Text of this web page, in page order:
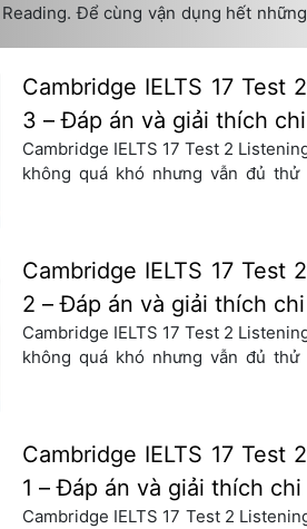
Để cùng vận dụng hết
Cambridge IELTS 17 Test
3 – Đáp án và giải thích
Cambridge IELTS 17 Test 2
không quá khó nhưng vẫn đủ thử
Cambridge IELTS 17 Test
2 – Đáp án và giải thích
Cambridge IELTS 17 Test 2
không quá khó nhưng vẫn đủ thử
Cambridge IELTS 17 Test
1 – Đáp án và giải thích
Cambridge IELTS 17 Test 2